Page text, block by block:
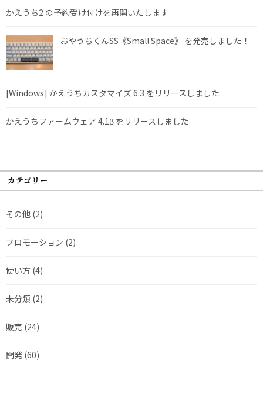
かえうち2 の予約受け付けを再開いたします
おやうちくんSS《Small Space》 を発売しました！
[Windows] かえうちカスタマイズ 6.3 をリリースしました
かえうちファームウェア 4.1β をリリースしました
カテゴリー
その他 (2)
プロモーション (2)
使い方 (4)
未分類 (2)
販売 (24)
開発 (60)